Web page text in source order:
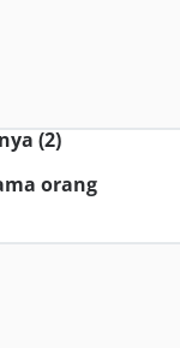
(2)
orang